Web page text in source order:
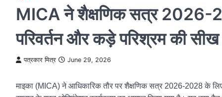
MICA ने शैक्षणिक सत्र 2026-28
परिवर्तन और कड़े परिश्रम की सीख
पत्रकार मित्र June 29, 2026
माइका (MICA) ने आधिकारिक तौर पर शैक्षणिक सत्र 2026-2028 के